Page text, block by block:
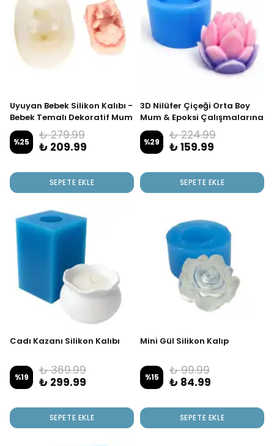
Uyuyan Bebek Silikon Kalıbı -
Bebek Temalı Dekoratif Mum
& Taş Tozu Yapımı İçin
%25
₺ 279.99
₺ 209.99
SEPETE EKLE
3D Nilüfer Çiçeği Orta Boy
Mum & Epoksi Çalışmalarına
Uygun
%29
₺ 224.99
₺ 159.99
SEPETE EKLE
Cadı Kazanı Silikon Kalıbı
%19
₺ 369.99
₺ 299.99
SEPETE EKLE
Mini Gül Silikon Kalıp
%15
₺ 99.99
₺ 84.99
SEPETE EKLE